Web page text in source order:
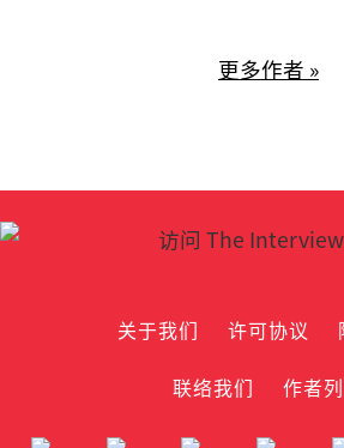
更多作者 »
关于我们 许可协议
联络我们
作者